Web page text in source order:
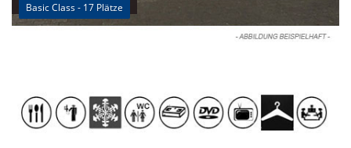
Basic Class - 17 Plätze